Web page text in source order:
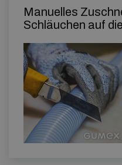
Manuelles
Schläuchen auf